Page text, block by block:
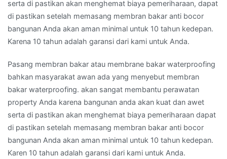
serta di pastikan akan menghemat biaya pemeriharaan, dapat
di pastikan setelah memasang membran bakar anti bocor
bangunan Anda akan aman minimal untuk 10 tahun kedepan.
Karena 10 tahun adalah garansi dari kami untuk Anda.
Pasang membran bakar atau membrane bakar waterproofing
bahkan masyarakat awan ada yang menyebut membran
bakar waterproofing. akan sangat membantu perawatan
property Anda karena bangunan anda akan kuat dan awet
serta di pastikan akan menghemat biaya pemeriharaan dapat
di pastikan setelah memasang membran bakar anti bocor
bangunan Anda akan aman minimal untuk 10 tahun kedepan.
Karen 10 tahun adalah garansi dari kami untuk Anda.